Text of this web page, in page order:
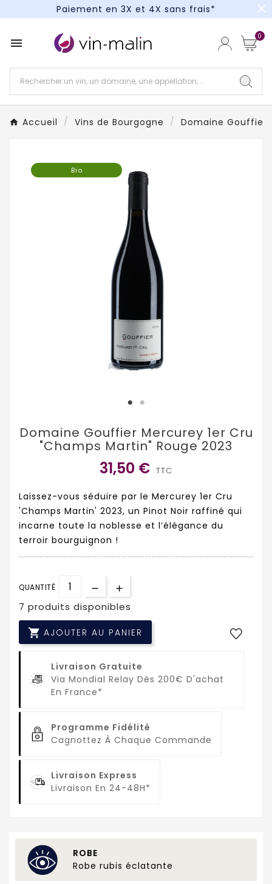
Paiement en 3X et 4X sans frais*
Paiement en 3X et 4X sans frais*
close
 0
Accueil Vins de Bourgogne Domaine Gouffier
Bio
Domaine Gouffier Mercurey 1er Cru
"Champs Martin" Rouge 2023
31,50 € TTC
Laissez-vous séduire par le Mercurey 1er Cru
'Champs Martin' 2023, un Pinot Noir raffiné qui
incarne toute la noblesse et l’élégance du
terroir bourguignon !
QUANTITÉ
7 produits disponibles
 AJOUTER AU PANIER
Livraison Gratuite
Via Mondial Relay Dès 200€ D'achat
En France*
Programme Fidélité
Cagnottez À Chaque Commande
Livraison Express
Livraison En 24-48H*
ROBE
Robe rubis éclatante